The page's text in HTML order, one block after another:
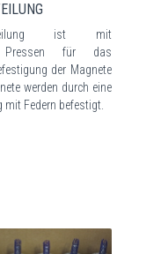
ist mit
Pressen für das
der Magnete
werden durch eine
Federn befestigt.